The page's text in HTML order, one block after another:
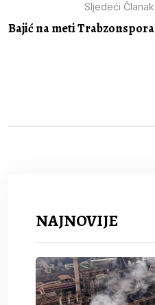
Sljedeći Članak
Bajić na meti Trabzonspora
NAJNOVIJE